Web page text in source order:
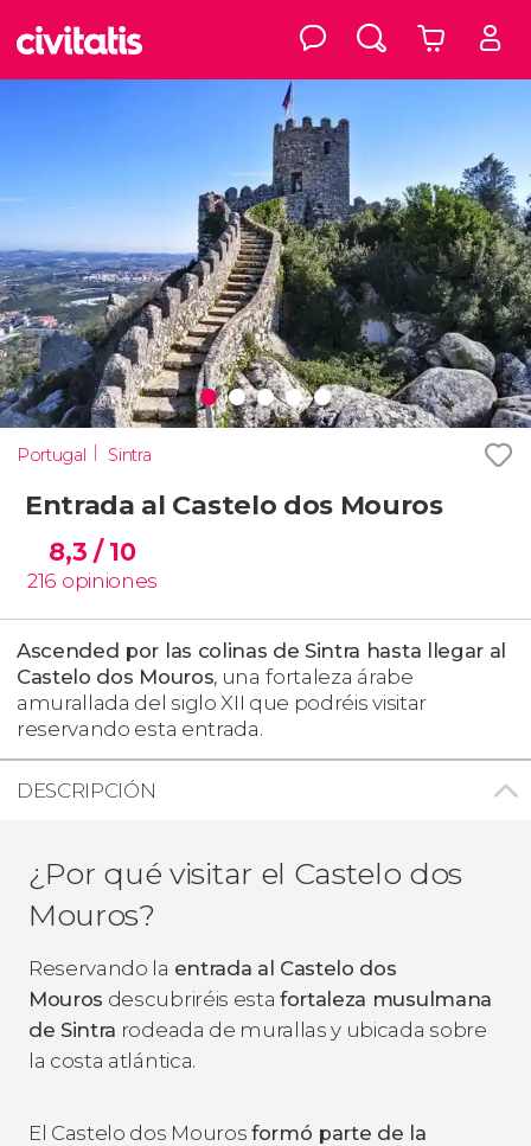
Portugal Sintra
Entrada al Castelo dos Mouros
8,3/ 10
216 opiniones
Ascended por las colinas de Sintra hasta llegar al
Castelo dos Mouros, una fortaleza árabe
amurallada del siglo XII que podréis visitar
reservando esta entrada.
DESCRIPCIÓN
¿Por qué visitar el Castelo dos
Mouros?
Reservando la entrada al Castelo dos
Mouros descubriréis estafortaleza musulmana
de Sintra rodeada de murallas y ubicada sobre
la costa atlántica.
El Castelo dos Mouros formó parte de la